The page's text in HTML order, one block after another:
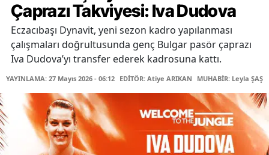
Çaprazı Takviyesi: Iva Dudova
Eczacıbaşı Dynavit, yeni sezon kadro yapılanması
çalışmaları doğrultusunda genç Bulgar pasör çaprazı
Iva Dudova’yı transfer ederek kadrosuna kattı.
YAYINLAMA: 27 Mayıs 2026 - 06:12 EDİTÖR: Atiye ARIKAN MUHABİR: Leyla ŞAŞTI